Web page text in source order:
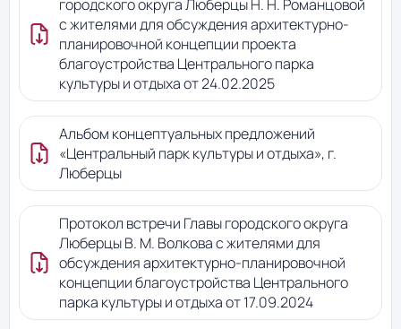
городского округа Люберцы Н. Н. Романцовой
с жителями для обсуждения архитектурно-
планировочной концепции проекта
благоустройства Центрального парка
культуры и отдыха от 24.02.2025
Альбом концептуальных предложений
«Центральный парк культуры и отдыха», г.
Люберцы
Протокол встречи Главы городского округа
Люберцы В. М. Волкова с жителями для
обсуждения архитектурно-планировочной
концепции благоустройства Центрального
парка культуры и отдыха от 17.09.2024